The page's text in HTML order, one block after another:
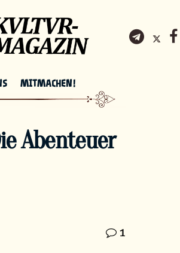
MITMACHEN!
Abenteuer
1